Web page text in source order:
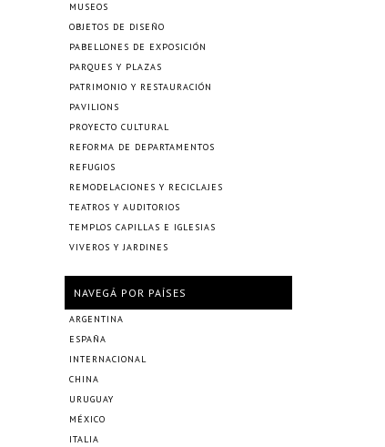
MUSEOS
OBJETOS DE DISEÑO
PABELLONES DE EXPOSICIÓN
PARQUES Y PLAZAS
PATRIMONIO Y RESTAURACIÓN
PAVILIONS
PROYECTO CULTURAL
REFORMA DE DEPARTAMENTOS
REFUGIOS
REMODELACIONES Y RECICLAJES
TEATROS Y AUDITORIOS
TEMPLOS CAPILLAS E IGLESIAS
VIVEROS Y JARDINES
NAVEGÁ POR PAÍSES
ARGENTINA
ESPAÑA
INTERNACIONAL
CHINA
URUGUAY
MÉXICO
ITALIA